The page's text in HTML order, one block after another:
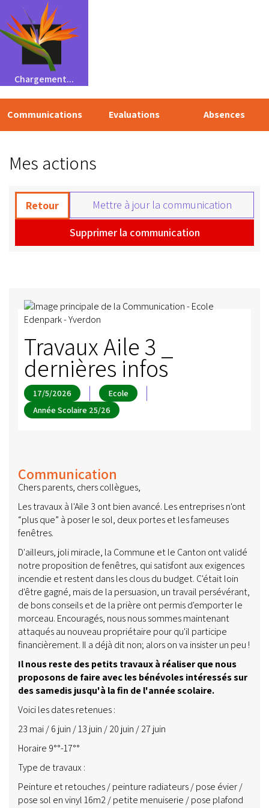
Chargement...
Communications Evaluations Absences
Mes actions
Retour
Mettre à jour la communication
Supprimer la communication
Travaux Aile 3 _
dernières infos
17/5/2026
Ecole
Année Scolaire 25/26
Communication
Chers parents, chers collègues,
Les travaux à l'Aile 3 ont bien avancé. Les entreprises n'ont
“plus que” à poser le sol, deux portes et les fameuses
fenêtres.
D'ailleurs, joli miracle, la Commune et le Canton ont validé
notre proposition de fenêtres, qui satisfont aux exigences
incendie et restent dans les clous du budget. C'était loin
d'être gagné, mais de la persuasion, un travail persévérant,
de bons conseils et de la prière ont permis d'emporter le
morceau. Encouragés, nous nous sommes maintenant
attaqués au nouveau propriétaire pour qu'il participe
financièrement. Il a déjà dit non; alors on va insister un peu !
Il nous reste des petits travaux à réaliser que nous
proposons de faire avec les bénévoles intéressés sur
des samedis jusqu'à la fin de l'année scolaire.
Voici les dates retenues :
23 mai / 6 juin / 13 juin / 20 juin / 27 juin
Horaire 9°°-17°°
Type de travaux :
Peinture et retouches / peinture radiateurs / pose évier /
pose sol en vinyl 16m2 / petite menuiserie / pose plafond